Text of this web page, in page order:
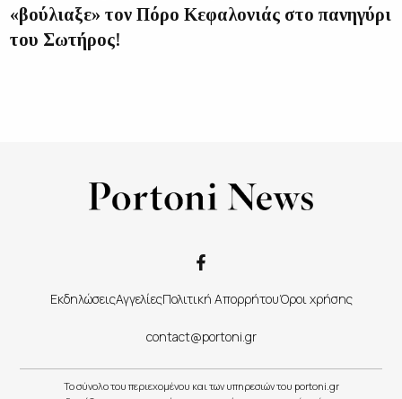
«βούλιαξε» τον Πόρο Κεφαλονιάς στο πανηγύρι
του Σωτήρος!
ΕκδηλώσειςΑγγελίεςΠολιτική ΑπορρήτουΌροι χρήσης
contact@portoni.gr
Το σύνολο του περιεχομένου και των υπηρεσιών του portoni.gr